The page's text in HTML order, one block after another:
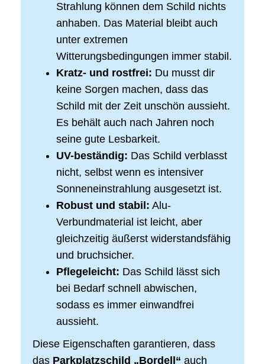
Strahlung können dem Schild nichts
anhaben. Das Material bleibt auch
unter extremen
Witterungsbedingungen immer stabil.
Kratz- und rostfrei: Du musst dir
keine Sorgen machen, dass das
Schild mit der Zeit unschön aussieht.
Es behält auch nach Jahren noch
seine gute Lesbarkeit.
UV-beständig: Das Schild verblasst
nicht, selbst wenn es intensiver
Sonneneinstrahlung ausgesetzt ist.
Robust und stabil: Alu-
Verbundmaterial ist leicht, aber
gleichzeitig äußerst widerstandsfähig
und bruchsicher.
Pflegeleicht: Das Schild lässt sich
bei Bedarf schnell abwischen,
sodass es immer einwandfrei
aussieht.
Diese Eigenschaften garantieren, dass
das Parkplatzschild „Bordell“ auch